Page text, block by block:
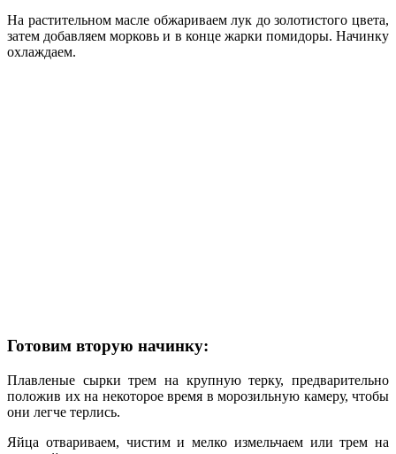
На растительном масле обжариваем лук до золотистого цвета,
затем добавляем морковь и в конце жарки помидоры. Начинку
охлаждаем.
Готовим вторую начинку:
Плавленые сырки трем на крупную терку, предварительно
положив их на некоторое время в морозильную камеру, чтобы
они легче терлись.
Яйца отвариваем, чистим и мелко измельчаем или трем на